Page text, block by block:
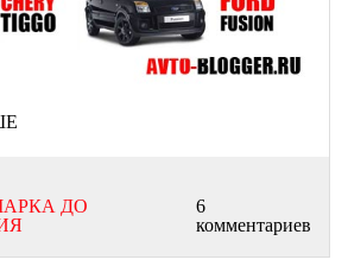
ДО
6
комментариев